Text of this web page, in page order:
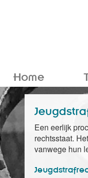
Home
Een eerlijk
rechtsstaat.
vanwege hun